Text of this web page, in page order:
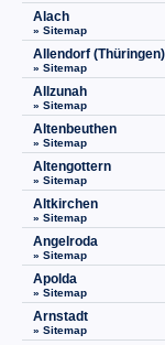
Alach
» Sitemap
Allendorf (Thüringen)
» Sitemap
Allzunah
» Sitemap
Altenbeuthen
» Sitemap
Altengottern
» Sitemap
Altkirchen
» Sitemap
Angelroda
» Sitemap
Apolda
» Sitemap
Arnstadt
» Sitemap